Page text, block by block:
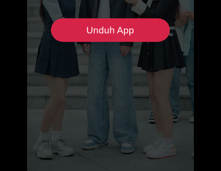
Unduh App